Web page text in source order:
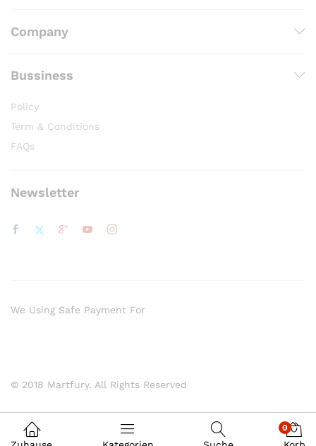
Company
Bussiness
Policy
Term & Conditions
FAQs
Newsletter
© 2018 Martfury. All Rights Reserved
We Using Safe Payment For
0